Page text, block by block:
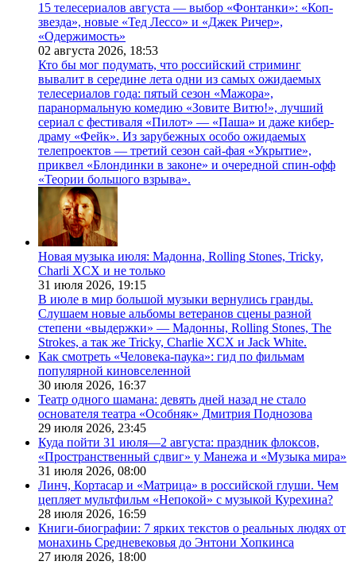
15 телесериалов августа — выбор «Фонтанки»: «Коп-
звезда», новые «Тед Лессо» и «Джек Ричер»,
«Одержимость»
02 августа 2026, 18:53
Кто бы мог подумать, что российский стриминг
вывалит в середине лета одни из самых ожидаемых
телесериалов года: пятый сезон «Мажора»,
паранормальную комедию «Зовите Витю!», лучший
сериал с фестиваля «Пилот» — «Паша» и даже кибер-
драму «Фейк». Из зарубежных особо ожидаемых
телепроектов — третий сезон сай-фая «Укрытие»,
приквел «Блондинки в законе» и очередной спин-офф
«Теории большого взрыва».
Новая музыка июля: Мадонна, Rolling Stones, Tricky,
Charli XCX и не только
31 июля 2026, 19:15
В июле в мир большой музыки вернулись гранды.
Слушаем новые альбомы ветеранов сцены разной
степени «выдержки» — Мадонны, Rolling Stones, The
Strokes, а так же Tricky, Charlie XCX и Jack White.
Как смотреть «Человека-паука»: гид по фильмам
популярной киновселенной
30 июля 2026, 16:37
Театр одного шамана: девять дней назад не стало
основателя театра «Особняк» Дмитрия Поднозова
29 июля 2026, 23:45
Куда пойти 31 июля—2 августа: праздник флоксов,
«Пространственный сдвиг» у Манежа и «Музыка мира»
31 июля 2026, 08:00
Линч, Кортасар и «Матрица» в российской глуши. Чем
цепляет мультфильм «Непокой» с музыкой Курехина?
28 июля 2026, 16:59
Книги-биографии: 7 ярких текстов о реальных людях от
монахинь Средневековья до Энтони Хопкинса
27 июля 2026, 18:00